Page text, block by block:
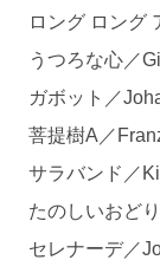
ロング ロング
うつろな心／
ガボット／
菩提樹A／
サラバンド／
たのしいおど
セレナーデ／